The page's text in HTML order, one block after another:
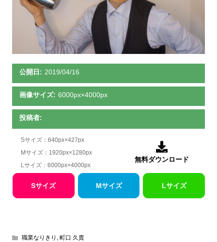
公開日: 2019/04/16
画像サイズ: 6000px×4000px
投稿者:
Sサイズ：640px×427px
Mサイズ：1920px×1280px
Lサイズ：6000px×4000px

無料ダウンロード
Sサイズ Mサイズ Lサイズ
職業なりきり , 町口 久貴